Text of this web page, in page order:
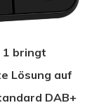
1 bringt
Lösung auf
DAB+